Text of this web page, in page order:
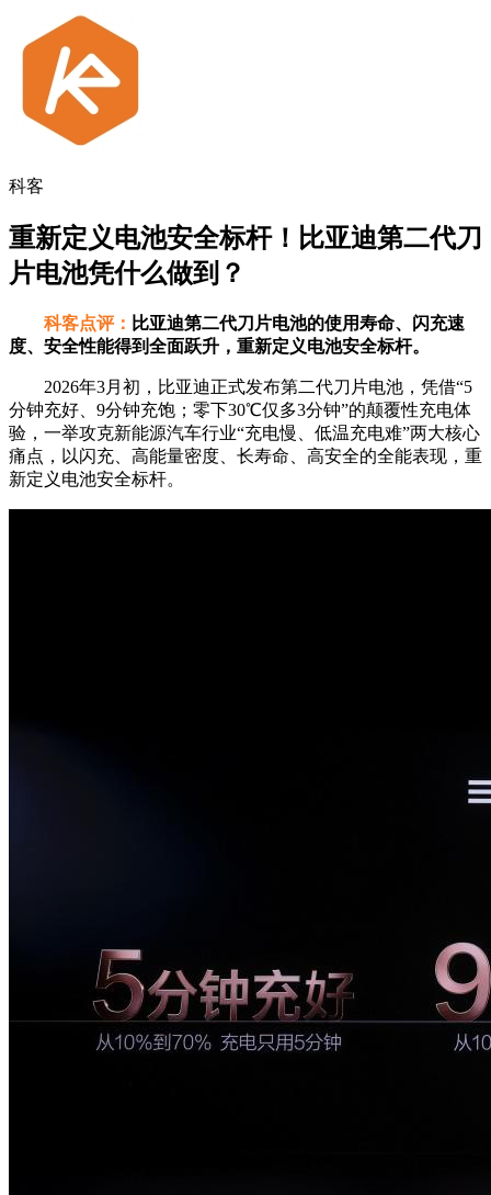
科客
重新定义电池安全标杆！比亚迪第二代刀
片电池凭什么做到？
科客点评： 比亚迪第二代刀片电池的使用寿命、闪充速
度、安全性能得到全面跃升，重新定义电池安全标杆。
2026年3月初，比亚迪正式发布第二代刀片电池，凭借“5
分钟充好、9分钟充饱；零下30℃仅多3分钟”的颠覆性充电体
验，一举攻克新能源汽车行业“充电慢、低温充电难”两大核心
痛点，以闪充、高能量密度、长寿命、高安全的全能表现，重
新定义电池安全标杆。